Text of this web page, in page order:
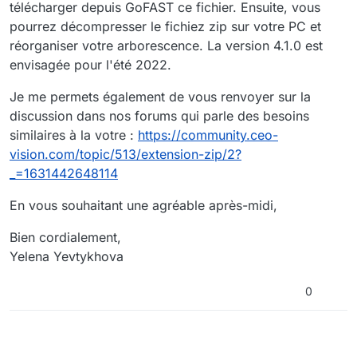
télécharger depuis GoFAST ce fichier. Ensuite, vous
pourrez décompresser le fichiez zip sur votre PC et
réorganiser votre arborescence. La version 4.1.0 est
envisagée pour l'été 2022.
Je me permets également de vous renvoyer sur la
discussion dans nos forums qui parle des besoins
similaires à la votre : https://community.ceo-
vision.com/topic/513/extension-zip/2?
_=1631442648114
En vous souhaitant une agréable après-midi,
Bien cordialement,
Yelena Yevtykhova
0